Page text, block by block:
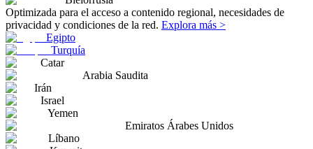
Optimizada para el acceso a contenido regional, necesidades de
privacidad y condiciones de la red. Explora más >
Egipto
Turquía
Catar
Arabia Saudita
Irán
Israel
Yemen
Emiratos Árabes Unidos
Líbano